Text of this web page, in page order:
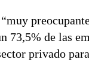
73,5% de las
privado